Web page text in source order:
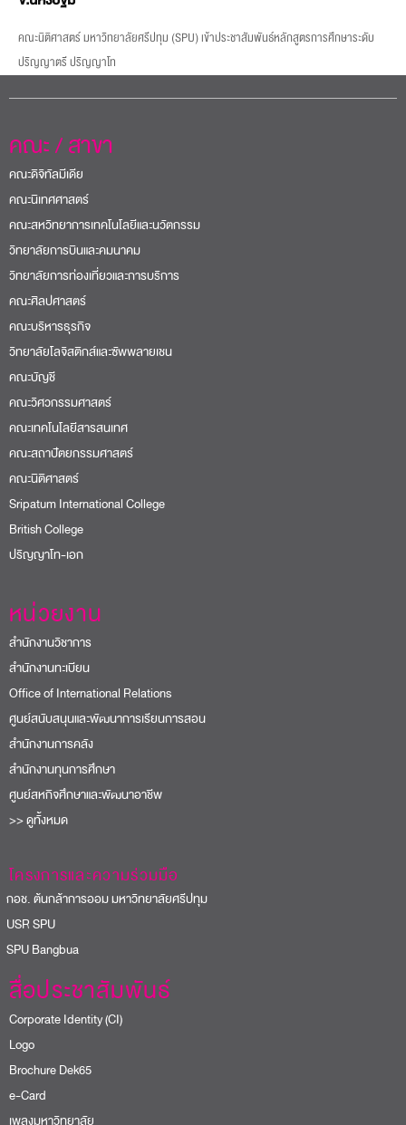
คณะนิติศาสตร์ มหาวิทยาลัยศรีปทุม (SPU) เข้าประชาสัมพันธ์หลักสูตรการศึกษาระดับ
ปริญญาตรี ปริญญาโท
คณะ / สาขา
คณะดิจิทัลมีเดีย
คณะนิเทศศาสตร์
คณะสหวิทยาการเทคโนโลยีและนวัตกรรม
วิทยาลัยการบินและคมนาคม
วิทยาลัยการท่องเที่ยวและการบริการ
คณะศิลปศาสตร์
คณะบริหารธุรกิจ
วิทยาลัยโลจิสติกส์และซัพพลายเชน
คณะบัญชี
คณะวิศวกรรมศาสตร์
คณะเทคโนโลยีสารสนเทศ
คณะสถาปัตยกรรมศาสตร์
คณะนิติศาสตร์
Sripatum International College
British College
ปริญญาโท-เอก
หน่วยงาน
สำนักงานวิชาการ
สำนักงานทะเบียน
Office of International Relations
ศูนย์สนับสนุนและพัฒนาการเรียนการสอน
สำนักงานการคลัง
สำนักงานทุนการศึกษา
ศูนย์สหกิจศึกษาและพัฒนาอาชีพ
>> ดูทั้งหมด
โครงการและความร่วมมือ
ช. ต้นกล้าการออม มหาวิทยาลัยศรีปทุม
SPU
Bangbua
สื่อประชาสัมพันธ์
Corporate Identity (CI)
Logo
Brochure Dek65
e-Card
เพลงมหาวิทยาลัย